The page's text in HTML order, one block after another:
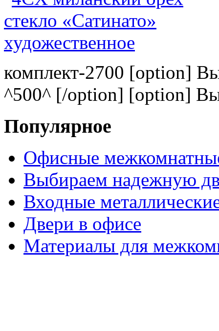
комплект-2700 [option]
^500^ [/option] [option]
Популярное
Офисные
Выбираем надежную
Входные
Двери в офисе
Материалы для